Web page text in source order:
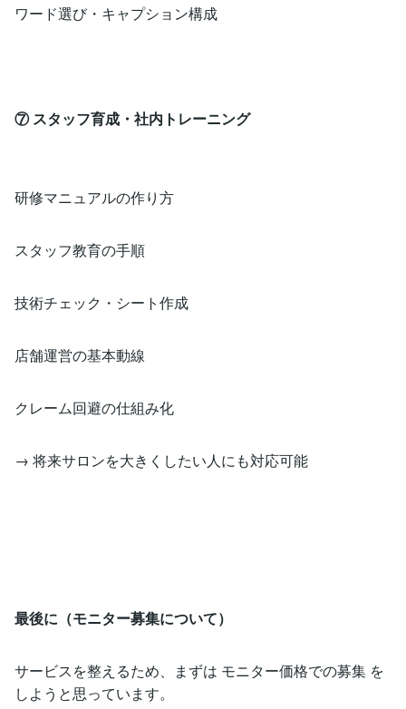
ワード選び・キャプション構成
⑦ スタッフ育成・社内トレーニング
研修マニュアルの作り方
スタッフ教育の手順
技術チェック・シート作成
店舗運営の基本動線
クレーム回避の仕組み化
→ 将来サロンを大きくしたい人にも対応可能
最後に（モニター募集について）
サービスを整えるため、まずは モニター価格での募集 を
しようと思っています。